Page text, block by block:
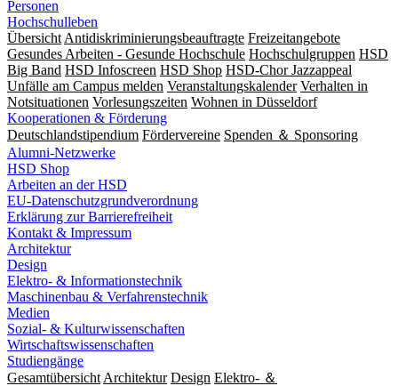
Personen
Hochschulleben
Übersicht Antidiskriminierungsbeauftragte Freizeitangebote
Gesundes Arbeiten - Gesunde Hochschule Hochschulgruppen HSD
Big Band HSD Infoscreen HSD Shop HSD-Chor Jazzappeal
Unfälle am Campus melden Veranstaltungskalender Verhalten in
Notsituationen Vorlesungszeiten Wohnen in Düsseldorf
Kooperationen & Förderung
Deutschlandstipendium Fördervereine Spenden ＆ Sponsoring
Alumni-Netzwerke
HSD Shop
Arbeiten an der HSD
EU-Datenschutzgrundverordnung
Erklärung zur Barrierefreiheit
Kontakt & Impressum
Architektur
Design
Elektro- & Informationstechnik
Maschinenbau & Verfahrenstechnik
Medien
Sozial- & Kulturwissenschaften
Wirtschaftswissenschaften
Studiengänge
Gesamtübersicht Architektur Design Elektro- ＆